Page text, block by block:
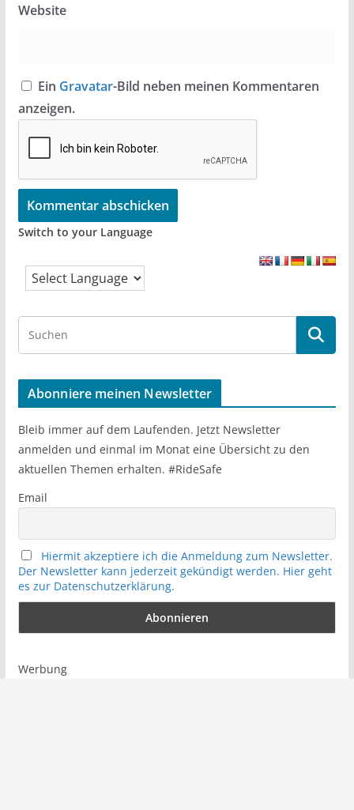
Website
Ein Gravatar-Bild neben meinen Kommentaren
anzeigen.
Switch to your Language
r
c
h
Abonniere meinen Newsletter
Bleib immer auf dem Laufenden. Jetzt Newsletter
anmelden und einmal im Monat eine Übersicht zu den
aktuellen Themen erhalten. #RideSafe
Email
Hiermit akzeptiere ich die Anmeldung zum Newsletter.
Der Newsletter kann jederzeit gekündigt werden. Hier geht
es zur Datenschutzerklärung.
Werbung